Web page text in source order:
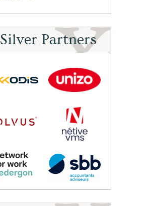
Silver Partners